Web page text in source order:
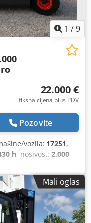
1 /9
22.000 €
fiksna cijena plus PDV
Pozovite
vozila: 17251,
h, nosivost: 2.000
goriva:dizel, vrsta
2.190 mm, duljina
gume:7.00-15 5.50,
masa:4.053 kg,
Mali oglas